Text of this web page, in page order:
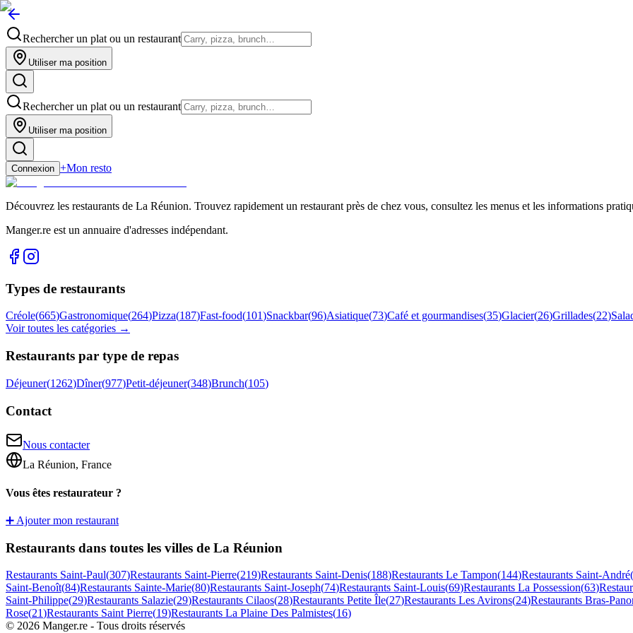
Rechercher un plat ou un restaurant
Utiliser ma position
Rechercher un plat ou un restaurant
Utiliser ma position
Connexion +Mon resto
Découvrez les restaurants de La Réunion. Trouvez rapidement un restaurant près de chez vous, consultez les menus et les informations
Manger.re est un annuaire d'adresses indépendant.
Types de restaurants
Créole(665)Gastronomique(264)Pizza(187)Fast-food(101)Snackbar(96)Asiatique(73)Café et gourmandises(35)Glacier(26)Grillades(22)
Voir toutes les catégories →
Restaurants par type de repas
Déjeuner(1262)Dîner(977)Petit-déjeuner(348)Brunch(105)
Contact
Nous contacter
La Réunion, France
Vous êtes restaurateur ?
➕ Ajouter mon restaurant
Restaurants dans toutes les villes de La Réunion
Restaurants Saint-Paul(307)Restaurants Saint-Pierre(219)Restaurants Saint-Denis(188)Restaurants Le Tampon(144)Restaurants Saint-André(
Saint-Benoît(84)Restaurants Sainte-Marie(80)Restaurants Saint-Joseph(74)Restaurants Saint-Louis(69)Restaurants La Possession(63)
Saint-Philippe(29)Restaurants Salazie(29)Restaurants Cilaos(28)Restaurants Petite Île(27)Restaurants Les Avirons(24)Restaurants Bras-
Rose(21)Restaurants Saint Pierre(19)Restaurants La Plaine Des Palmistes(16)
© 2026 Manger.re - Tous droits réservés